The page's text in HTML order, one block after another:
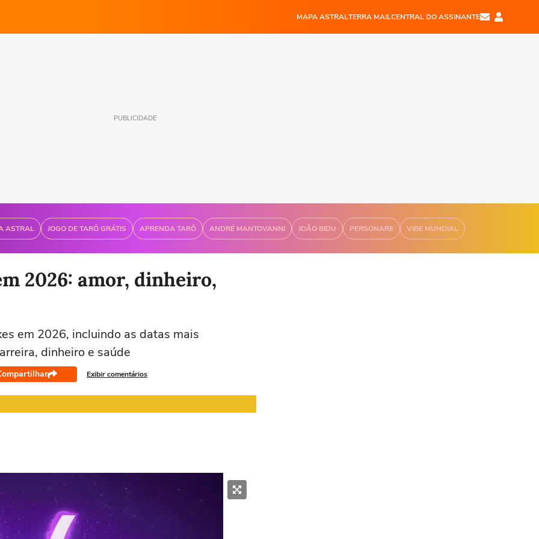
MAPA ASTRALTERRA MAILCENTRAL DO ASSINANTE
PUBLICIDADE
ASTRAL JOGO DE TARÔ GRÁTIS APRENDA TARÔ ANDRÉ MANTOVANNI JOÃO BIDU PERSONARE VIBE MUNDIAL
22/07 a 22/08 23/08 a 22/09 23/09 a 22/10
2026: amor, dinheiro,
em 2026, incluindo as datas mais
dinheiro e saúde
Exibir comentários